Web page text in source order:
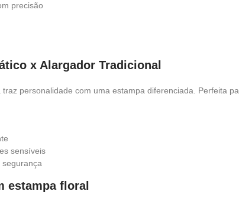
precisão
x Alargador Tradicional
personalidade com uma estampa diferenciada. Perfeita
sensíveis
estampa floral